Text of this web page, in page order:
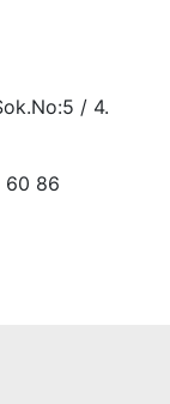
/ 4.
60 86